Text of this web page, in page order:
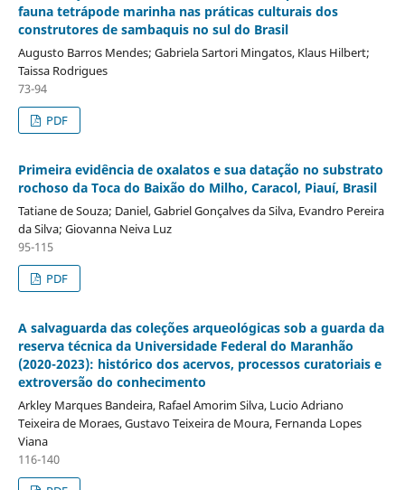
fauna tetrápode marinha nas práticas culturais dos
construtores de sambaquis no sul do Brasil
Augusto Barros Mendes; Gabriela Sartori Mingatos, Klaus Hilbert;
Taissa Rodrigues
73-94
PDF
Primeira evidência de oxalatos e sua datação no substrato
rochoso da Toca do Baixão do Milho, Caracol, Piauí, Brasil
Tatiane de Souza; Daniel, Gabriel Gonçalves da Silva, Evandro Pereira
da Silva; Giovanna Neiva Luz
95-115
PDF
A salvaguarda das coleções arqueológicas sob a guarda da
reserva técnica da Universidade Federal do Maranhão
(2020-2023): histórico dos acervos, processos curatoriais e
extroversão do conhecimento
Arkley Marques Bandeira, Rafael Amorim Silva, Lucio Adriano
Teixeira de Moraes, Gustavo Teixeira de Moura, Fernanda Lopes
Viana
116-140